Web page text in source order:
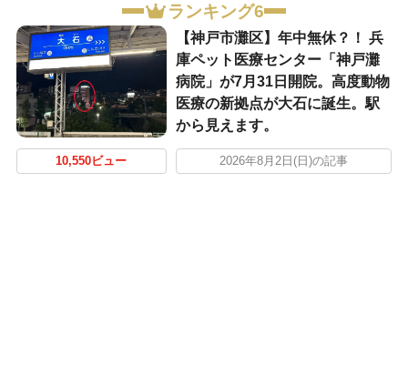
ランキング6
【神戸市灘区】年中無休？！ 兵
庫ペット医療センター「神戸灘
病院」が7月31日開院。高度動物
医療の新拠点が大石に誕生。駅
から見えます。
10,550ビュー 2026年8月2日(日)の記事